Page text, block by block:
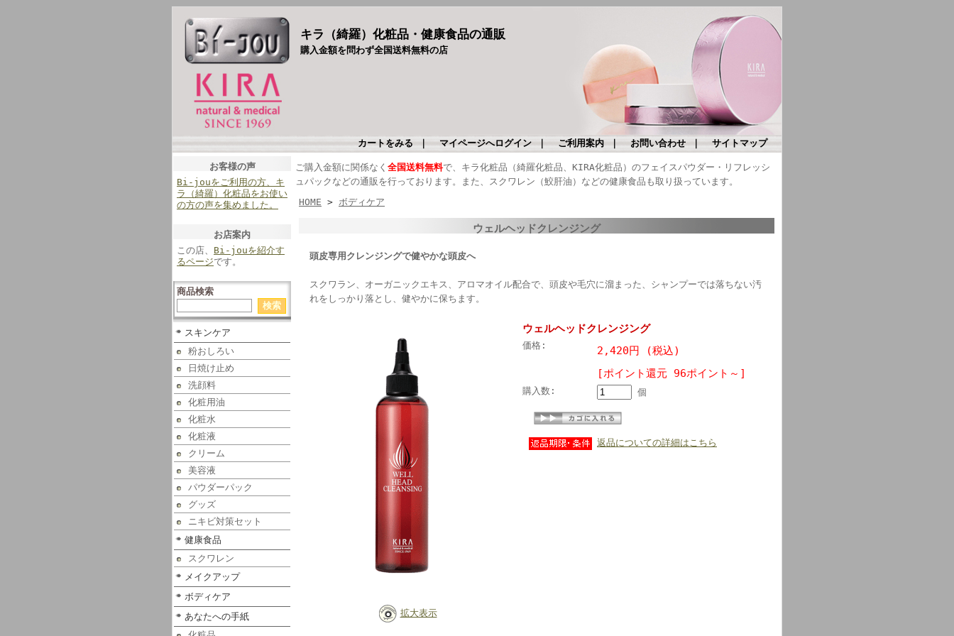
キラ（綺羅）化粧品・健康食品の通販
購入金額を問わず全国送料無料の店
カートをみる マイページへログイン ご利用案内 お問い合わせ サイトマップ
お客様の声
Bi-jouをご利用の方、キ
ラ（綺羅）化粧品をお使い
の方の声を集めました。
お店案内
この店、 Bi-jouを紹介す
るページです。
商品検索
スキンケア
粉おしろい
日焼け止め
洗顔料
化粧用油
化粧水
化粧液
クリーム
美容液
パウダーパック
グッズ
ニキビ対策セット
健康食品
スクワレン
メイクアップ
ボディケア
あなたへの手紙
ご購入金額に関係なく 全国送料無料で、キラ化粧品（綺羅化粧品、KIRA化粧品）のフェイスパウダー・リフレッシ
ュパックなどの通販を行っております。また、スクワレン（鮫肝油）などの健康食品も取り扱っています。
HOME > ボディケア
ウェルヘッドクレンジング
頭皮専用クレンジングで健やかな頭皮へ
スクワラン、オーガニックエキス、アロマオイル配合で、頭皮や毛穴に溜まった、シャンプーでは落ちない汚
れをしっかり落とし、健やかに保ちます。
拡大表示
ウェルヘッドクレンジング
価格:
2,420円 (税込)
[ポイント還元 96ポイント～]
購入数: 個
返品についての詳細はこちら